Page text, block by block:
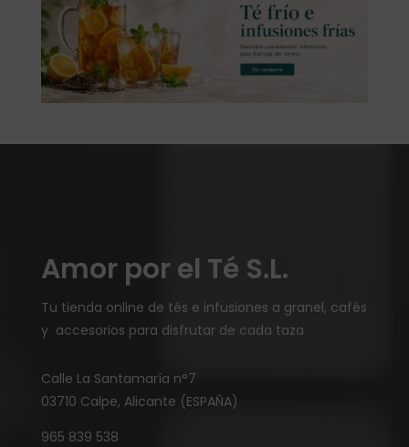
Amor por el Té S.L.
Tu tienda online de tés e infusiones a granel, cafés
y accesorios para disfrutar de cada taza
Calle La Santamaría n°7
03710 Calpe, Alicante (ESPAÑA)
965 839 538